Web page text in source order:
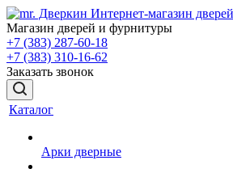
Магазин дверей и фурнитуры
+7 (383) 287-60-18
+7 (383) 310-16-62
Заказать звонок
Каталог
Арки дверные